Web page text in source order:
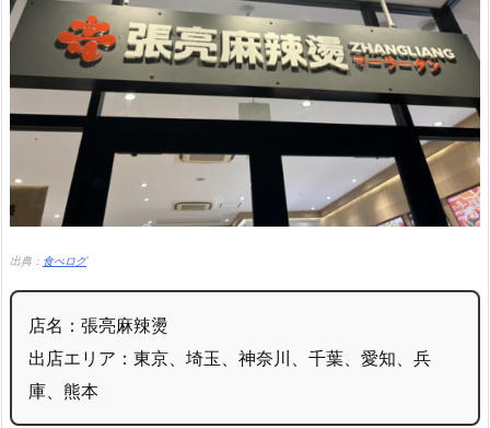
出典： 食べログ
店名：張亮麻辣燙
出店エリア：東京、埼玉、神奈川、千葉、愛知、兵
庫、熊本